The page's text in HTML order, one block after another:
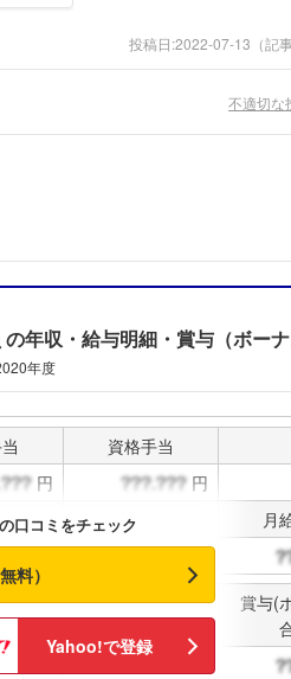
投稿日:2022-07-13 （記
不適切な
の年収・給与明細・賞与（ボーナ
年度
資格手当
円
円
その他手当
月
賞与(
口コミをチェック
料）
Yahoo!で登録